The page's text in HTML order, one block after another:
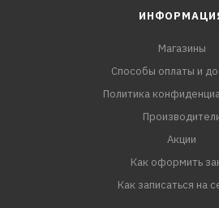
Магазины
Способы оплаты и
Политика
Акции
Как оформить
Как записаться на